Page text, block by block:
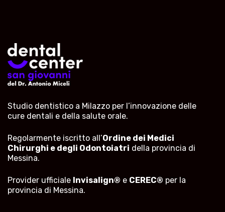
Studio dentistico a Milazzo per l’innovazione delle
cure dentali e della salute orale.
Regolarmente iscritto all’Ordine dei Medici
Chirurghi e degli Odontoiatri della provincia di
Messina.
Provider ufficiale Invisalign® e CEREC® per la
provincia di Messina.